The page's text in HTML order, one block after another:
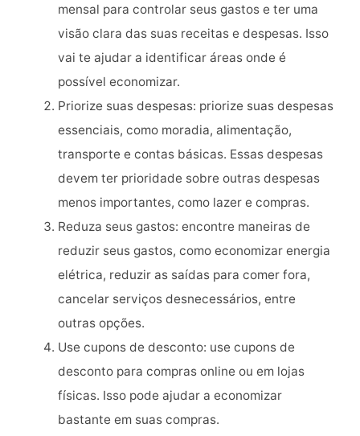
mensal para controlar seus gastos e ter uma
visão clara das suas receitas e despesas. Isso
vai te ajudar a identificar áreas onde é
possível economizar.
Priorize suas despesas: priorize suas despesas
essenciais, como moradia, alimentação,
transporte e contas básicas. Essas despesas
devem ter prioridade sobre outras despesas
menos importantes, como lazer e compras.
Reduza seus gastos: encontre maneiras de
reduzir seus gastos, como economizar energia
elétrica, reduzir as saídas para comer fora,
cancelar serviços desnecessários, entre
outras opções.
Use cupons de desconto: use cupons de
desconto para compras online ou em lojas
físicas. Isso pode ajudar a economizar
bastante em suas compras.